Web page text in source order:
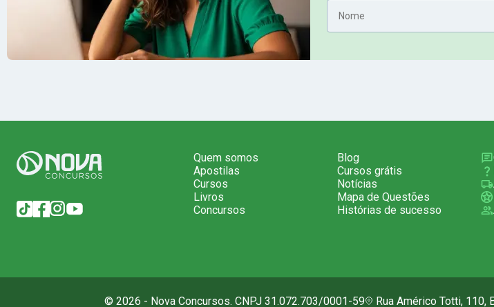
Nome
E-mail
Quem somos
Apostilas
Cursos
Livros
Concursos
Blog
Cursos grátis
Notícias
Mapa de Questões
Histórias de sucesso
© 2026 - Nova Concursos. CNPJ 31.072.703/0001-59 Rua Américo Totti,